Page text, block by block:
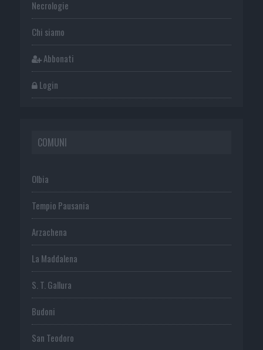
Necrologie
Chi siamo
Abbonati
Login
COMUNI
Olbia
Tempio Pausania
Arzachena
La Maddalena
S. T. Gallura
Budoni
San Teodoro